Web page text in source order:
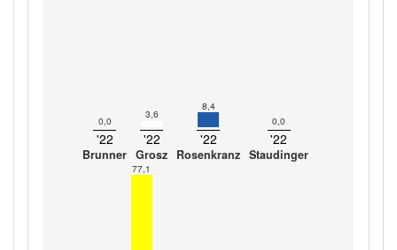
0,0
'22
Brunner
3,6
'22
Grosz
8,4
'22
Rosenkranz
0,0
'22
Staudinger
77,1